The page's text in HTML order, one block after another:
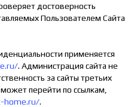
достоверность
Пользователем Сайта
применяется
. Администрация сайта не
за сайты третьих
перейти по ссылкам,
.